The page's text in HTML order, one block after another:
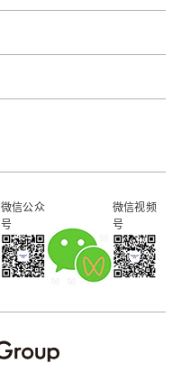
微信公众
号
微信视频
号